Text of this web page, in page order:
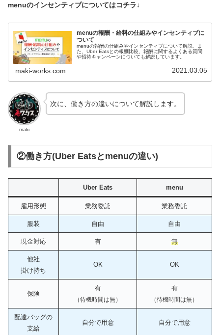
menuのインセンティブについてはコチラ↓
menuの報酬・給料の仕組みやインセンティブに
ついて
menuの報酬の仕組みやインセンティブについて解説、ま
た、Uber Eatsとの報酬比較、報酬に関するよくある質問
や招待キャンペーンについても解説しています。
maki-works.com 2021.03.05
maki
次に、働き方の違いについて解説します。
②働き方(Uber Eatsとmenuの違い)
Uber Eats menu
雇用形態 業務委託 業務委託
服装 自由 自由
現金対応 有 無
他社
掛け持ち
OK OK
保険
有
（待機時間は無）
有
（待機時間は無）
配達バッグの
支給
自分で用意 自分で用意